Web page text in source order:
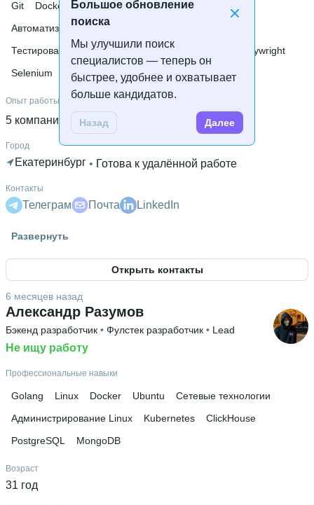
Большое обновление
поиска
Мы улучшили поиск
специалистов — теперь он
быстрее, удобнее и охватывает
больше кандидатов.
Назад Далее
Git Docker Linux
Базы данных
Автоматизация тестирования
Тестирование мобильных приложений
Playwright
Selenium
Опыт работы
5 компаний 6 лет и 4 месяца
Город
Екатеринбург • Готова к удалённой работе
Контакты
Телеграм Почта LinkedIn
Гражданство
Высшее образование
УрГЮА • Заочный • 1 год и 11 месяцев
Ещё 1 в профиле
Дополнительное образование
Яндекс.Практикум
Развернуть
Открыть контакты
Александр Разумов
6 месяцев назад
Бэкенд разработчик • Фулстек разработчик • Lead
Не ищу работу
Профессиональные навыки
Golang Linux Docker Ubuntu
Сетевые технологии
Администрирование Linux
Kubernetes
ClickHouse
PostgreSQL
MongoDB
Возраст
31 год